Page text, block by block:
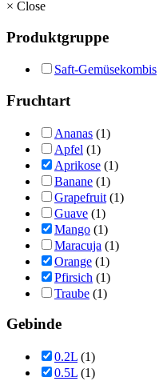
× Close
Produktgruppe
Saft-Gemüsekombis
Fruchtart
Ananas (1)
Apfel (1)
Aprikose (1)
Banane (1)
Grapefruit (1)
Guave (1)
Mango (1)
Maracuja (1)
Orange (1)
Pfirsich (1)
Traube (1)
Gebinde
0.2L (1)
0.5L (1)